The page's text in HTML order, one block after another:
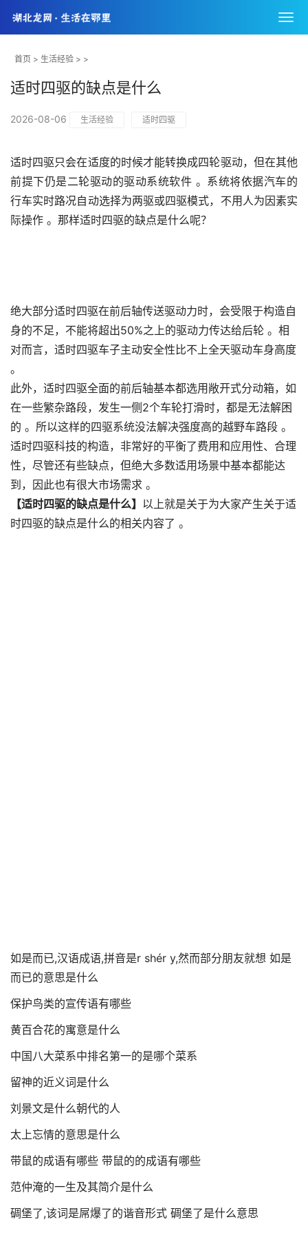
首页 > 生活经验 > >
适时四驱的缺点是什么
2026-08-06 生活经验 适时四驱
适时四驱只会在适度的时候才能转换成四轮驱动，但在其他
前提下仍是二轮驱动的驱动系统软件 。系统将依据汽车的
行车实时路况自动选择为两驱或四驱模式，不用人为因素实
际操作 。那样适时四驱的缺点是什么呢？
绝大部分适时四驱在前后轴传送驱动力时，会受限于构造自
身的不足，不能将超出50%之上的驱动力传达给后轮 。相
对而言，适时四驱车子主动安全性比不上全天驱动车身高度
。
此外，适时四驱全面的前后轴基本都选用敞开式分动箱，如
在一些繁杂路段，发生一侧2个车轮打滑时，都是无法解困
的 。所以这样的四驱系统没法解决强度高的越野车路段 。
适时四驱科技的构造，非常好的平衡了费用和应用性、合理
性，尽管还有些缺点，但绝大多数适用场景中基本都能达
到，因此也有很大市场需求 。
【适时四驱的缺点是什么】 以上就是关于为大家产生关于适
时四驱的缺点是什么的相关内容了 。
如是而已,汉语成语,拼音是r shér y,然而部分朋友就想 如是
而已的意思是什么
保护鸟类的宣传语有哪些
黄百合花的寓意是什么
中国八大菜系中排名第一的是哪个菜系
留神的近义词是什么
刘景文是什么朝代的人
太上忘情的意思是什么
带鼠的成语有哪些 带鼠的的成语有哪些
范仲淹的一生及其简介是什么
碉堡了,该词是屌爆了的谐音形式 碉堡了是什么意思